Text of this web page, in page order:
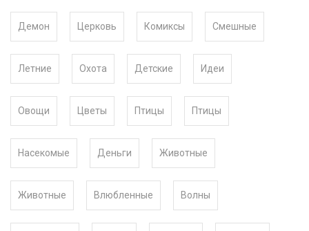
Демон Церковь Комиксы Смешные
Летние Охота Детские Идеи
Овощи Цветы Птицы Птицы
Насекомые Деньги Животные
Животные Влюбленные Волны